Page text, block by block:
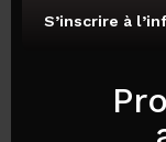
S’inscrire à